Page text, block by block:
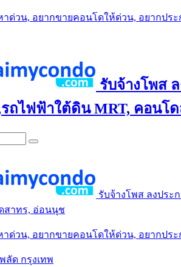
ด่วน, อยากขายคอนโดให้ด่วน, อยากปร
รับจ้างโพส
รถไฟฟ้าใต้ดิน MRT, คอน
รับจ้างโพส ลงประ
สาทร, อ่อนนุช
ด่วน, อยากขายคอนโดให้ด่วน, อยากปร
ลัด กรุงเทพ